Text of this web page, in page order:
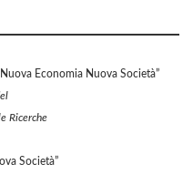
Economia Nuova Società”
Ricerche
Società”